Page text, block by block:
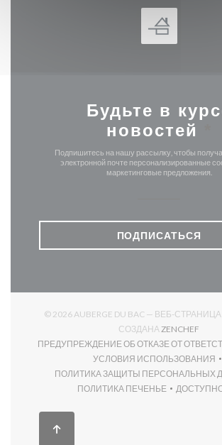
Будьте в
новостей
Подпишитесь на нашу рассылку, чтобы
электронной почте персонализированные
маркетинговые предложения.
ПОДПИСАТЬСЯ
© 2026 AUBERGE DU BAC — ВЕБ-
СОЗДАНАZENCHEF
ПРЕДУПРЕЖДЕНИЕ ОБ ОТКАЗЕ ОТ
УСЛОВИЯ ИСПОЛЬЗОВАНИЯ
ПОЛИТИКА ЗАЩИТЫ ПЕРСОНАЛЬНЫХ
ПОЛИТИКА ПЕЧЕНЬЕ
((ОТКРЫВАЕТСЯ В